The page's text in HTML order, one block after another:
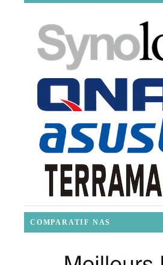
COMPARATIF NAS